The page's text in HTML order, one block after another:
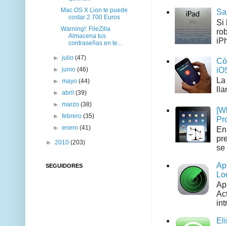
Si
se
Mac OS X Lion te puede
costar 2.700 Euros
Warning!: FileZilla
Almacena tus
contraseñas en te...
►julio(47)
►junio(46)
►mayo(44)
►abril(39)
►marzo(38)
►febrero(35)
►enero(41)
► 2010 (203)
SEGUIDORES